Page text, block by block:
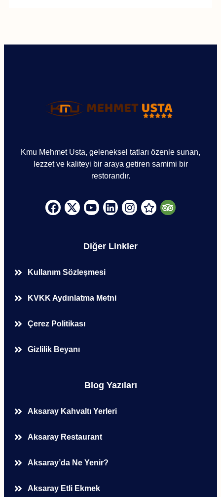
Kmu Mehmet Usta, geleneksel tatları özenle sunan,
lezzet ve kaliteyi bir araya getiren samimi bir
restorandır.
Diğer Linkler
Kullanım Sözleşmesi
KVKK Aydınlatma Metni
Çerez Politikası
Gizlilik Beyanı
Blog Yazıları
Aksaray Kahvaltı Yerleri
Aksaray Restaurant
Aksaray’da Ne Yenir?
Aksaray Etli Ekmek